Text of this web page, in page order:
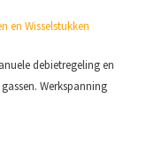
en Wisselstukken
debietregeling en
Werkspanning